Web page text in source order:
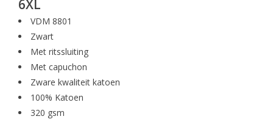
6XL
VDM 8801
Zwart
Met ritssluiting
Met capuchon
Zware kwaliteit katoen
100% Katoen
320 gsm